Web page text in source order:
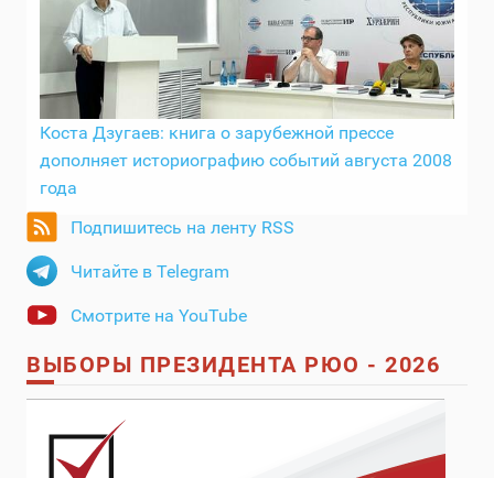
Коста Дзугаев: книга о зарубежной прессе
дополняет историографию событий августа 2008
года
Подпишитесь на ленту RSS
Читайте в Telegram
Смотрите на YouTube
ВЫБОРЫ ПРЕЗИДЕНТА РЮО - 2026